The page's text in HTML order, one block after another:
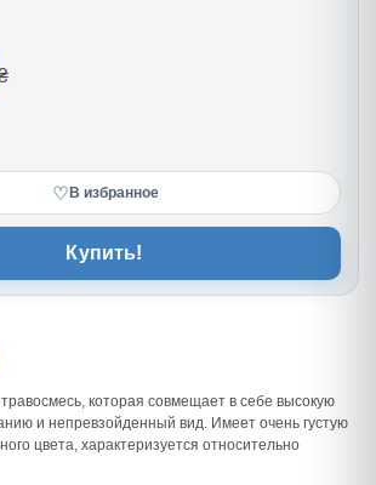
♡ В избранное
Купить!
которая совмещает в себе высокую
и непревзойденный вид. Имеет очень густую
цвета, характеризуется относительно